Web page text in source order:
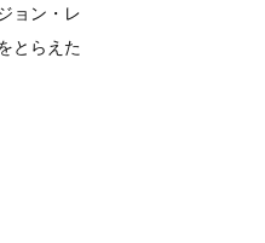
ョン・レ
とらえた